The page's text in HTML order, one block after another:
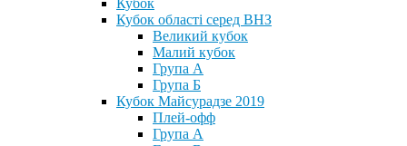
Кубок
Кубок області серед ВНЗ
Великий кубок
Малий кубок
Група А
Група Б
Кубок Майсурадзе 2019
Плей-офф
Група А